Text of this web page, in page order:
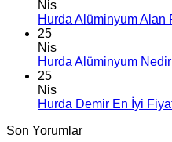
Nis
Hurda Alüminyum Alan
25
Nis
Hurda Alüminyum
25
Nis
Hurda Demir En İyi
Son Yorumlar